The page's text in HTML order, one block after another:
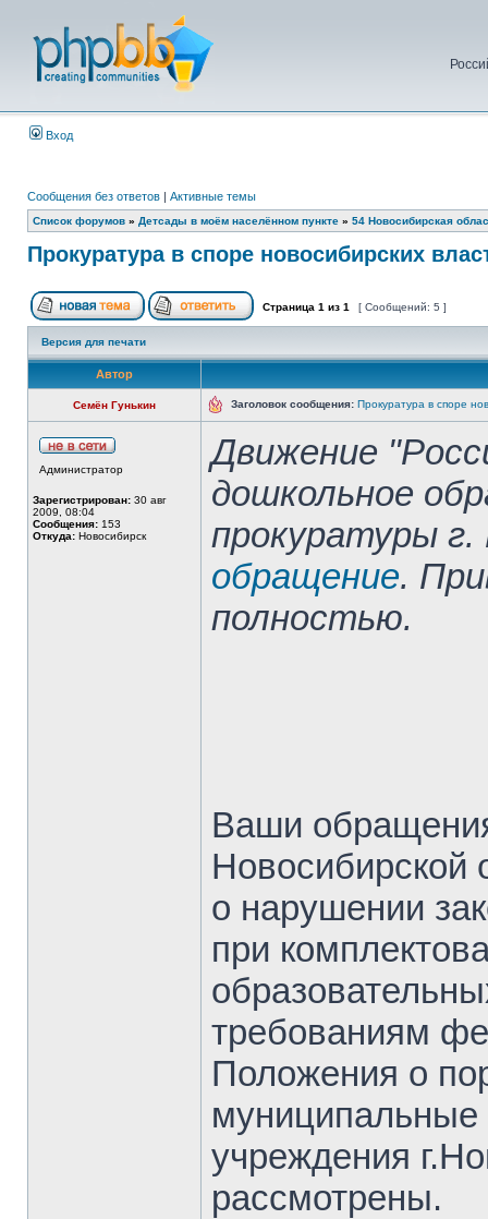
Вход
Сообщения без ответов | Активные темы
Список форумов » Детсады в моём населённом пункте » 54 Новосибирская
Прокуратура в споре новосибирских
Страница 1 из 1 [ Сообщений: 5 ]
Версия для печати
Автор
Семён Гунькин Заголовок сообщения: Прокуратура в споре
Администратор
Зарегистрирован: 30 авг
2009, 08:04
Сообщения: 153
Откуда: Новосибирск
Движение
дошкольное
прокуратуры
обращение.
полностью.
Ваши
Новосибирской
о нарушении
при
требованиям
Положения о
учреждения
рассмотрены.